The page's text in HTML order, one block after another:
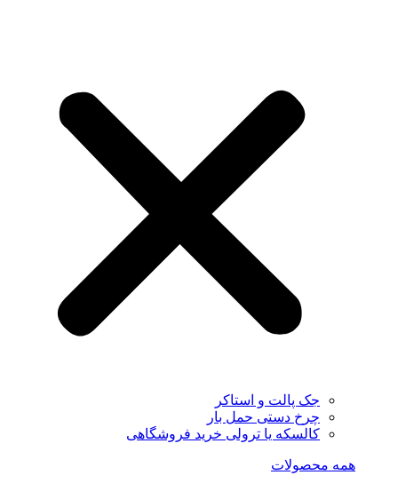
جک پالت و استاکر
چرخ دستی حمل بار
کالسکه یا ترولی خرید فروشگاهی
همه محصولات